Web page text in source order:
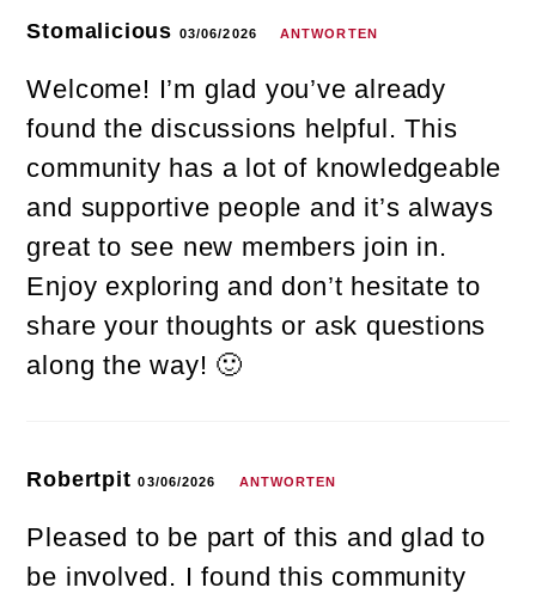
Stomalicious 03/06/2026 ANTWORTEN
Welcome! I’m glad you’ve already
found the discussions helpful. This
community has a lot of knowledgeable
and supportive people and it’s always
great to see new members join in.
Enjoy exploring and don’t hesitate to
share your thoughts or ask questions
along the way! 🙂
Robertpit03/06/2026 ANTWORTEN
Pleased to be part of this and glad to
be involved. I found this community